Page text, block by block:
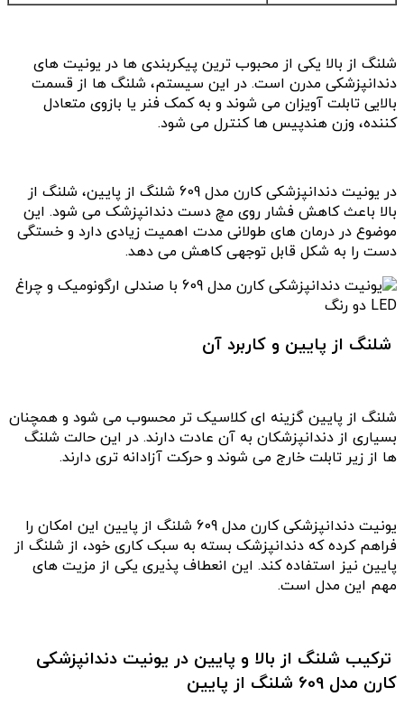
شلنگ از بالا یکی از محبوب ترین پیکربندی ها در یونیت های
دندانپزشکی مدرن است. در این سیستم، شلنگ ها از قسمت
بالایی تابلت آویزان می شوند و به کمک فنر یا بازوی متعادل
کننده، وزن هندپیس ها کنترل می شود.
در یونیت دندانپزشکی کارن مدل 609 شلنگ از پایین، شلنگ از
بالا باعث کاهش فشار روی مچ دست دندانپزشک می شود. این
موضوع در درمان های طولانی مدت اهمیت زیادی دارد و خستگی
دست را به شکل قابل توجهی کاهش می دهد.
شلنگ از پایین و کاربرد آن
شلنگ از پایین گزینه ای کلاسیک تر محسوب می شود و همچنان
بسیاری از دندانپزشکان به آن عادت دارند. در این حالت شلنگ
ها از زیر تابلت خارج می شوند و حرکت آزادانه تری دارند.
یونیت دندانپزشکی کارن مدل 609 شلنگ از پایین این امکان را
فراهم کرده که دندانپزشک بسته به سبک کاری خود، از شلنگ از
پایین نیز استفاده کند. این انعطاف پذیری یکی از مزیت های
مهم این مدل است.
ترکیب شلنگ از بالا و پایین در یونیت دندانپزشکی
کارن مدل 609 شلنگ از پایین